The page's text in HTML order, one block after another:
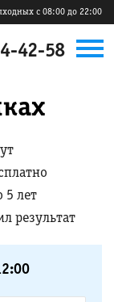
с 08:00 до 22:00
42-58
5 лет
результат